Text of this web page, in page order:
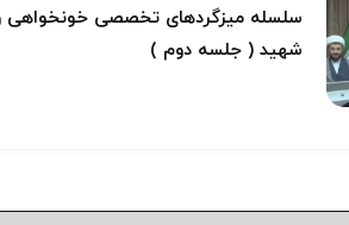
سلسله میزگردهای تخصصی خونخواهی و
شهید ( جلسه دوم )